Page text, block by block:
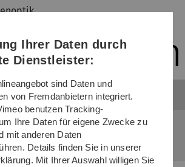
Direkt
Direkt
Direkt
(Sprache,
Drucken,
Media)
Direkt
Direkt
Ihrer Daten durch
Dienstleister:
sind Daten und
von Fremdanbietern integriert.
benutzen Tracking-
Ihre Daten für eigene Zwecke zu
mit anderen Daten
Details finden Sie in unserer
Mit Ihrer Auswahl willigen Sie